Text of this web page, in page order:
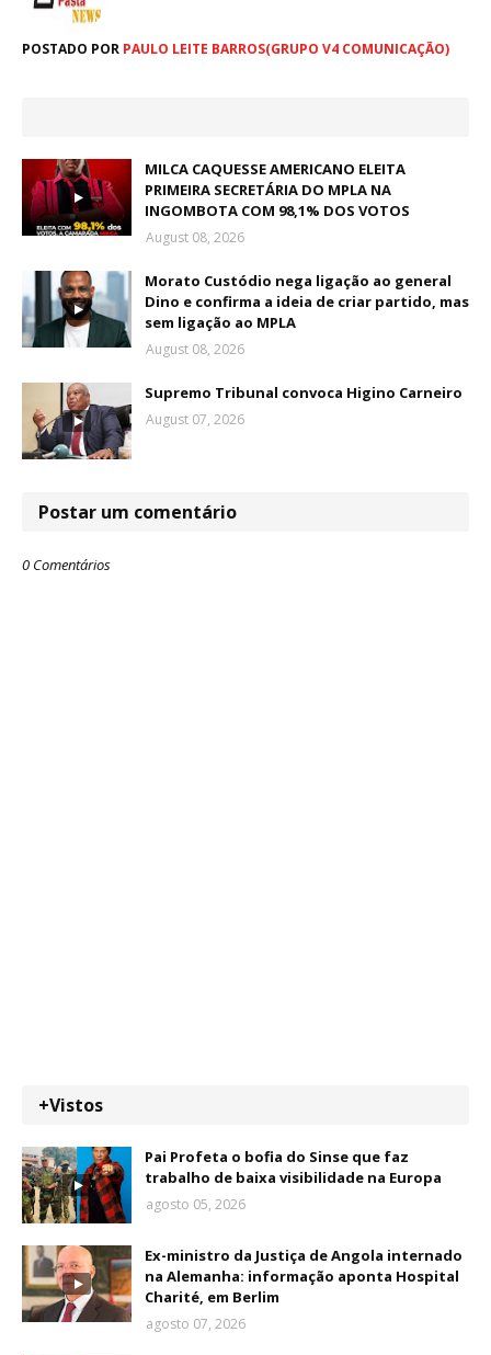
POSTADO POR PAULO LEITE BARROS(GRUPO V4 COMUNICAÇÃO)
MILCA CAQUESSE AMERICANO ELEITA
PRIMEIRA SECRETÁRIA DO MPLA NA
INGOMBOTA COM 98,1% DOS VOTOS
August 08, 2026
Morato Custódio nega ligação ao general
Dino e confirma a ideia de criar partido, mas
sem ligação ao MPLA
August 08, 2026
Supremo Tribunal convoca Higino Carneiro
August 07, 2026
Postar um comentário
0 Comentários
+Vistos
Pai Profeta o bofia do Sinse que faz
trabalho de baixa visibilidade na Europa
agosto 05, 2026
Ex-ministro da Justiça de Angola internado
na Alemanha: informação aponta Hospital
Charité, em Berlim
agosto 07, 2026